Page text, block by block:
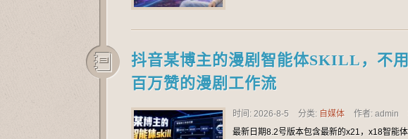
抖音某博主的漫剧智能体SKILL，不
百万赞的漫剧工作流
时间: 2026-8-5 分类: 自媒体 作者: admin
最新日期8.2号版本包含最新的x21，x18智能